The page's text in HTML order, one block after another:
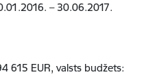
– 30.06.2017.
615 EUR, valsts budžets: